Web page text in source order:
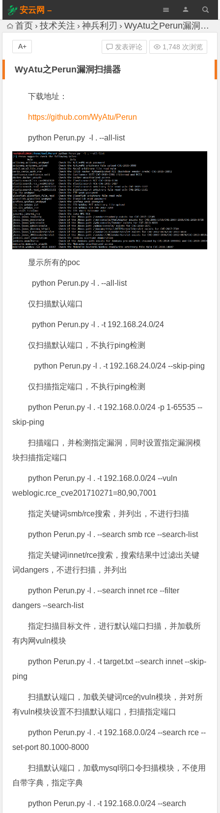
安云网 –
AnYun.ORG
首页 技术关注 神兵利刃 WyAtu之Perun漏洞扫描器
WyAtu之Perun漏洞扫描器
发表评论 1,748 次浏览
A+
下载地址：
https://github.com/WyAtu/Perun
python Perun.py -l . --all-list
显示所有的poc
python Perun.py -l . --all-list
仅扫描默认端口
python Perun.py -l . -t 192.168.24.0/24
仅扫描默认端口，不执行ping检测
python Perun.py -l . -t 192.168.24.0/24 --skip-ping
仅扫描指定端口，不执行ping检测
python Perun.py -l . -t 192.168.0.0/24 -p 1-65535 --
skip-ping
扫描端口，并检测指定漏洞，同时设置指定漏洞模
块扫描指定端口
python Perun.py -l . -t 192.168.0.0/24 --vuln
weblogic.rce_cve201710271=80,90,7001
指定关键词smb/rce搜索，并列出，不进行扫描
python Perun.py -l . --search smb rce --search-list
指定关键词innet/rce搜索，搜索结果中过滤出关键
词dangers，不进行扫描，并列出
python Perun.py -l . --search innet rce --filter
dangers --search-list
指定扫描目标文件，进行默认端口扫描，并加载所
有内网vuln模块
python Perun.py -l . -t target.txt --search innet --skip-
ping
扫描默认端口，加载关键词rce的vuln模块，并对所
有vuln模块设置不扫描默认端口，扫描指定端口
python Perun.py -l . -t 192.168.0.0/24 --search rce --
set-port 80.1000-8000
扫描默认端口，加载mysql弱口令扫描模块，不使用
自带字典，指定字典
python Perun.py -l . -t 192.168.0.0/24 --search